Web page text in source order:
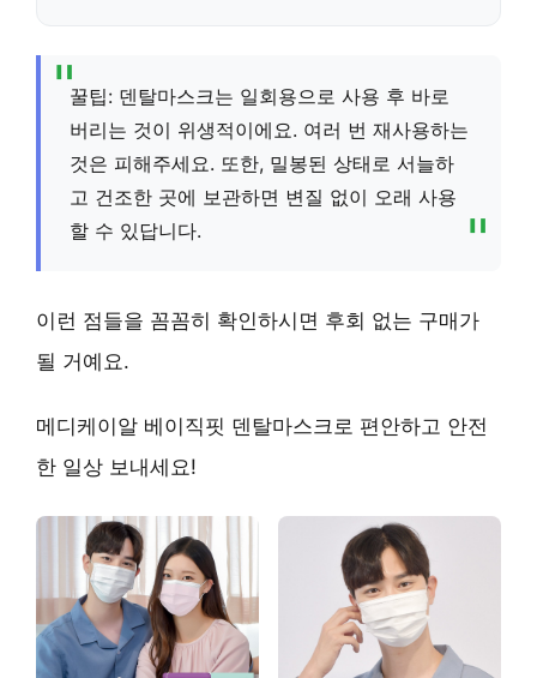
꿀팁: 덴탈마스크는 일회용으로 사용 후 바로
버리는 것이 위생적이에요. 여러 번 재사용하는
것은 피해주세요. 또한, 밀봉된 상태로 서늘하
고 건조한 곳에 보관하면 변질 없이 오래 사용
할 수 있답니다.
이런 점들을 꼼꼼히 확인하시면 후회 없는 구매가
될 거예요.
메디케이알 베이직핏 덴탈마스크로 편안하고 안전
한 일상 보내세요!